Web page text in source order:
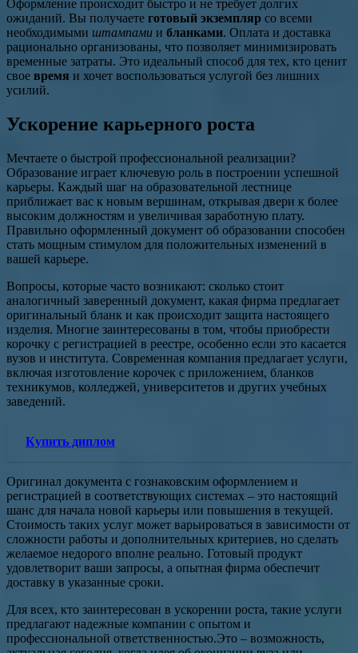
Оформление происходит быстро и не требует долгих
ожиданий. Вы получаете готовый экземпляр со всеми
необходимыми штампами и бланками. Оплата и доставка
рационально организованы, что позволяет минимизировать
временные затраты. Это идеальный способ для тех, кто ценит
свое время и хочет воспользоваться услугой без лишних
усилий.
Ускорение карьерного роста
Мечтаете о быстрой профессиональной реализации?
Образование играет ключевую роль в построении успешной
карьеры. Каждый шаг на образовательной лестнице
приближает вас к новым вершинам, открывая двери к более
высоким должностям и увеличивая заработную плату.
Правильно оформленный документ об образовании способен
стать мощным стимулом для положительных изменений в
вашей карьере.
Вопросы, которые часто возникают: сколько стоит
аналогичный заверенный документ, какая фирма предлагает
оригинальный бланк и как происходит защита настоящего
изделия. Многие заинтересованы в том, чтобы приобрести
корочку с регистрацией в реестре, особенно если это касается
вузов и института. Современная компания предлагает услуги,
включая изготовление корочек с приложением, бланков
техникумов, колледжей, университетов и других учебных
заведений.
Купить диплом
Оригинал документа с гознаковским оформлением и
регистрацией в соответствующих системах – это настоящий
шанс для начала новой карьеры или повышения в текущей.
Стоимость таких услуг может варьироваться в зависимости от
сложности работы и дополнительных критериев, но сделать
желаемое недорого вполне реально. Готовый продукт
удовлетворит ваши запросы, а опытная фирма обеспечит
доставку в указанные сроки.
Для всех, кто заинтересован в ускорении роста, такие услуги
предлагают надежные компании с опытом и
профессиональной ответственностью.Это – возможность,